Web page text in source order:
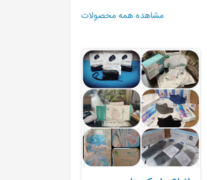
مشاهده همه محصولات